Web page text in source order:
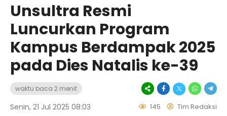
Unsultra Resmi
Luncurkan Program
Kampus Berdampak 2025
pada Dies Natalis ke-39
waktu baca 2 menit
Senin, 21 Jul 2025 08:03 145 Tim Redaksi